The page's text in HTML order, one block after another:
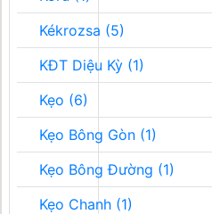
Kékrozsa (5)
KĐT Diệu Kỳ (1)
Kẹo (6)
Kẹo Bông Gòn (1)
Kẹo Bông Đường (1)
Kẹo Chanh (1)